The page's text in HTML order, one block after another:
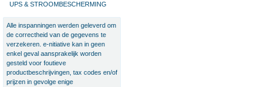
UPS & STROOMBESCHERMING
Alle inspanningen werden geleverd om
de correctheid van de gegevens te
verzekeren. e-nitiative kan in geen
enkel geval aansprakelijk worden
gesteld voor foutieve
productbeschrijvingen, tax codes en/of
prijzen in gevolge enige